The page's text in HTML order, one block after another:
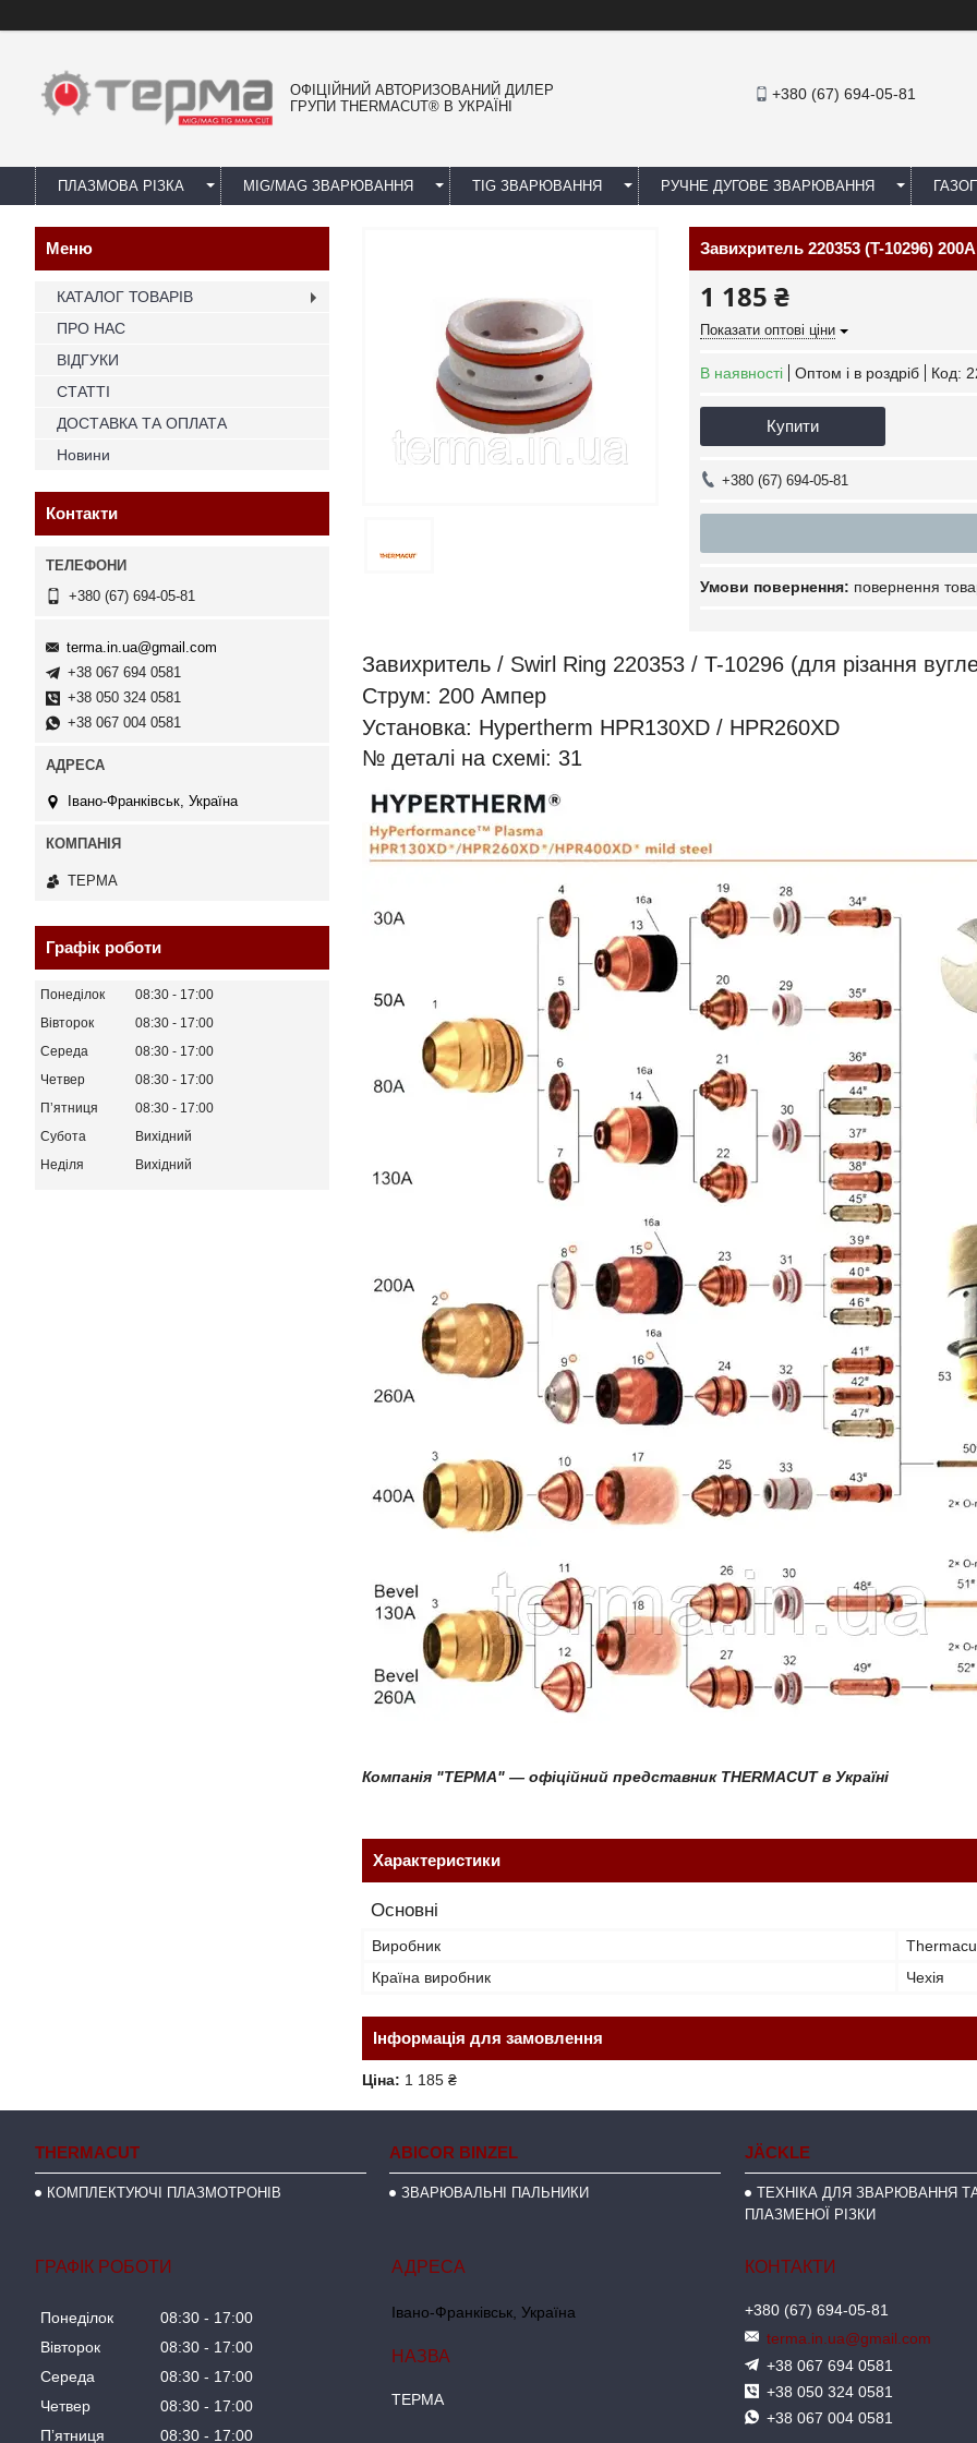
ОФІЦІЙНИЙ АВТОРИЗОВАНИЙ ДИЛЕР
ГРУПИ THERMACUT® В УКРАЇНІ
+380 (67) 694-05-81
ПЛАЗМОВА РІЗКА MIG/MAG ЗВАРЮВАННЯ TIG ЗВАРЮВАННЯ РУЧНЕ ДУГОВЕ ЗВАРЮВАННЯ
Завихритель 220353 (T-10296)
1 185 ₴
Показати оптові ціни
В наявності Оптом і в роздріб Код:
Купити
+380 (67) 694-05-81
повернення
Завихритель / Swirl Ring 220353 / T-10296 (для різання
Струм: 200 Ампер
Установка: Hypertherm HPR130XD / HPR260XD
№ деталі на схемі: 31
Компанія "ТЕРМА" ― офіційний представник THERMACUT в Україні
Характеристики
Основні
Виробник
Країна виробник
Чехія
Інформація для замовлення
Ціна: 1 185 ₴
КАТАЛОГ ТОВАРІВ
ПРО НАС
ВІДГУКИ
СТАТТІ
ДОСТАВКА ТА ОПЛАТА
Новини
Контакти
+380 (67) 694-05-81
terma.in.ua@gmail.com
+38 067 694 0581
+38 050 324 0581
+38 067 004 0581
Івано-Франківськ, Україна
ТЕРМА
Графік роботи
Понеділок 08:30
17:00
Вівторок
08:30
17:00
Середа
08:30
17:00
Четвер
08:30
17:00
Пʼятниця
08:30
17:00
Субота
Вихідний
Неділя
Вихідний
THERMACUT
КОМПЛЕКТУЮЧІ ПЛАЗМОТРОНІВ
ABICOR BINZEL
ЗВАРЮВАЛЬНІ ПАЛЬНИКИ
JÄCKLE
ТЕХНІКА ДЛЯ ЗВАРЮВАННЯ
ПЛАЗМЕНОЇ РІЗКИ
ГРАФІК РОБОТИ
Понеділок 08:30
17:00
Вівторок
08:30
17:00
Середа
08:30
17:00
Четвер
08:30
17:00
Пʼятниця
08:30 17:00
Івано-Франківськ, Україна
ТЕРМА
+380 (67) 694-05-81
terma.in.ua@gmail.com
+38 067 694 0581
+38 050 324 0581
+38 067 004 0581